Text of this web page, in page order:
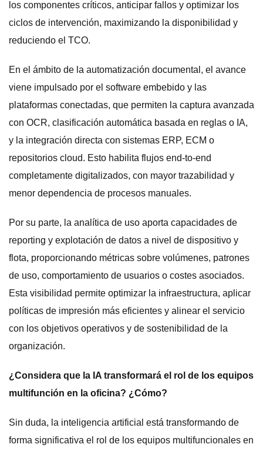
los componentes críticos, anticipar fallos y optimizar los
ciclos de intervención, maximizando la disponibilidad y
reduciendo el TCO.
En el ámbito de la automatización documental, el avance
viene impulsado por el software embebido y las
plataformas conectadas, que permiten la captura avanzada
con OCR, clasificación automática basada en reglas o IA,
y la integración directa con sistemas ERP, ECM o
repositorios cloud. Esto habilita flujos end‑to‑end
completamente digitalizados, con mayor trazabilidad y
menor dependencia de procesos manuales.
Por su parte, la analítica de uso aporta capacidades de
reporting y explotación de datos a nivel de dispositivo y
flota, proporcionando métricas sobre volúmenes, patrones
de uso, comportamiento de usuarios o costes asociados.
Esta visibilidad permite optimizar la infraestructura, aplicar
políticas de impresión más eficientes y alinear el servicio
con los objetivos operativos y de sostenibilidad de la
organización.
¿Considera que la IA transformará el rol de los equipos
multifunción en la oficina? ¿Cómo?
Sin duda, la inteligencia artificial está transformando de
forma significativa el rol de los equipos multifuncionales en